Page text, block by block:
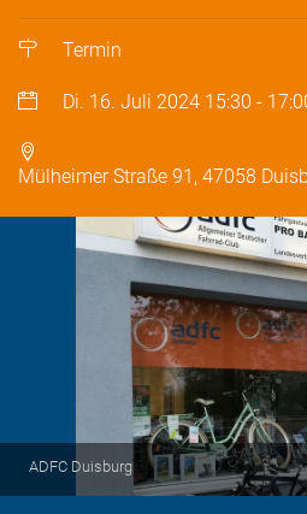
Termin
Di. 16. Juli 2024 15:30 -
Mülheimer Straße 91, 47058
ADFC Duisburg